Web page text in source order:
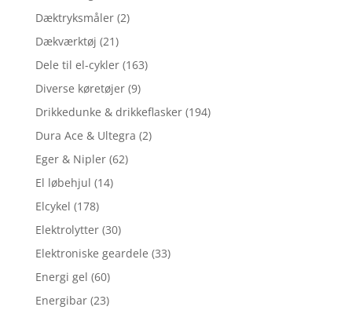
Dæktryksmåler (2)
Dækværktøj (21)
Dele til el-cykler (163)
Diverse køretøjer (9)
Drikkedunke & drikkeflasker (194)
Dura Ace & Ultegra (2)
Eger & Nipler (62)
El løbehjul (14)
Elcykel (178)
Elektrolytter (30)
Elektroniske geardele (33)
Energi gel (60)
Energibar (23)